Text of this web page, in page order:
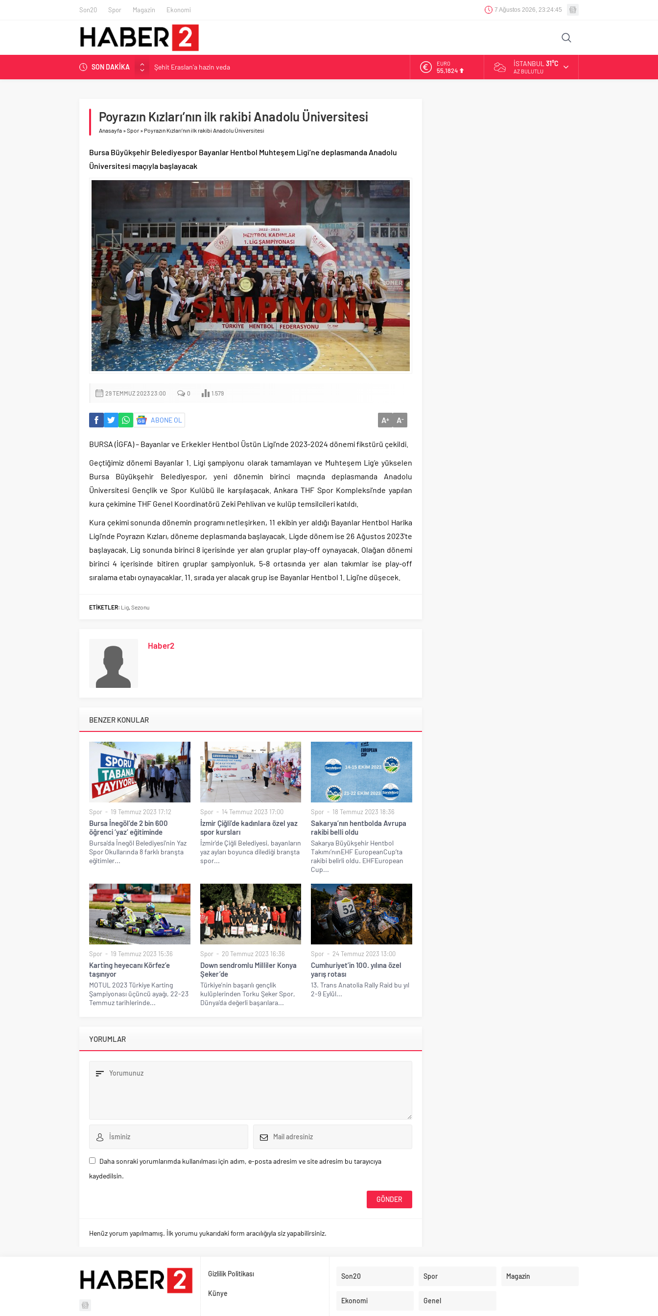
Son20 Spor Magazin Ekonomi 7 Ağustos 2026, 23:24:46
SON DAKİKA
Şehit Eraslan’a hazin veda
Toprak Razgatlıoğlu Çekya’da ikinci oldu
BAU Tıp’tan öğrencilerine 500 bin liralık bilimsel destek
EURO
55,1824
İSTANBUL 31°C
AZ BULUTLU
Poyrazın Kızları’nın ilk rakibi Anadolu Üniversitesi
Anasayfa »Spor » Poyrazın Kızları’nın ilk rakibi Anadolu Üniversitesi
Bursa Büyükşehir Belediyespor Bayanlar Hentbol Muhteşem Ligi’ne deplasmanda Anadolu
Üniversitesi maçıyla başlayacak
29 TEMMUZ 2023 23:00 0 1.579
ABONE OL A+ A-
BURSA (İGFA) – Bayanlar ve Erkekler Hentbol Üstün Ligi’nde 2023-2024 dönemi fikstürü çekildi.
Geçtiğimiz dönemi Bayanlar 1. Ligi şampiyonu olarak tamamlayan ve Muhteşem Lig’e yükselen
Bursa Büyükşehir Belediyespor, yeni dönemin birinci maçında deplasmanda Anadolu
Üniversitesi Gençlik ve Spor Kulübü ile karşılaşacak. Ankara THF Spor Kompleksi’nde yapılan
kura çekimine THF Genel Koordinatörü Zeki Pehlivan ve kulüp temsilcileri katıldı.
Kura çekimi sonunda dönemin programı netleşirken, 11 ekibin yer aldığı Bayanlar Hentbol Harika
Ligi’nde Poyrazın Kızları, döneme deplasmanda başlayacak. Ligde dönem ise 26 Ağustos 2023’te
başlayacak. Lig sonunda birinci 8 içerisinde yer alan gruplar play-off oynayacak. Olağan dönemi
birinci 4 içerisinde bitiren gruplar şampiyonluk, 5-8 ortasında yer alan takımlar ise play-off
sıralama etabı oynayacaklar. 11. sırada yer alacak grup ise Bayanlar Hentbol 1. Ligi’ne düşecek.
ETİKETLER: Lig, Sezonu
Haber2
BENZER KONULAR
Spor 19 Temmuz 2023 17:12
Bursa İnegöl’de 2 bin 600
öğrenci ‘yaz’ eğitiminde
Bursa'da İnegöl Belediyesi’nin Yaz
Spor Okullarında 8 farklı branşta
eğitimler...
Spor 14 Temmuz 2023 17:00
İzmir Çiğli’de kadınlara özel yaz
spor kursları
İzmir'de Çiğli Belediyesi, bayanların
yaz ayları boyunca dilediği branşta
spor...
Spor 18 Temmuz 2023 18:36
Sakarya’nın hentbolda Avrupa
rakibi belli oldu
Sakarya Büyükşehir Hentbol
Takımı’nınEHF EuropeanCup’ta
rakibi belirli oldu. EHFEuropean
Cup...
Spor 19 Temmuz 2023 15:36
Karting heyecanı Körfez’e
taşınıyor
MOTUL 2023 Türkiye Karting
Şampiyonası üçüncü ayağı, 22-23
Temmuz tarihlerinde...
Spor 20 Temmuz 2023 16:36
Down sendromlu Milliler Konya
Şeker’de
Türkiye’nin başarılı gençlik
kulüplerinden Torku Şeker Spor,
Dünya’da değerli başarılara...
Spor 24 Temmuz 2023 13:00
Cumhuriyet’in 100. yılına özel
yarış rotası
13. Trans Anatolia Rally Raid bu yıl
2-9 Eylül...
YORUMLAR
Daha sonraki yorumlarımda kullanılması için adım, e-posta adresim ve site adresim bu tarayıcıya
kaydedilsin.
Henüz yorum yapılmamış. İlk yorumu yukarıdaki form aracılığıyla siz yapabilirsiniz.
Gizlilik Politikası
Künye
Son20 Spor Magazin
Ekonomi Genel